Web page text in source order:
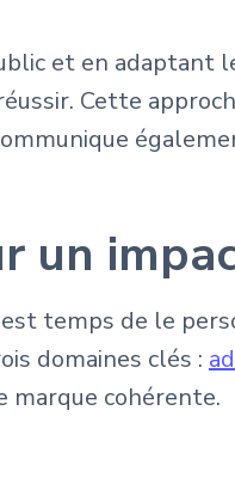
et en adaptant
Cette
un
temps de le
domaines clés :
marque cohérente.